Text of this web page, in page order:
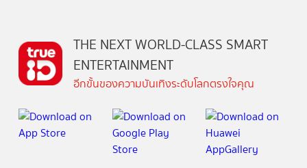
THE NEXT WORLD-CLASS SMART
ENTERTAINMENT
อีกขั้นของความบันเทิงระดับโลกตรงใจคุณ